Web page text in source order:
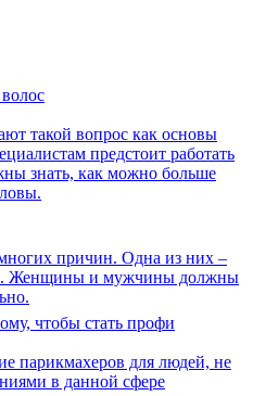
такой вопрос как основы
предстоит работать
знать, как можно больше
причин. Одна из них –
Женщины и мужчины должны
чтобы стать профи
парикмахеров для людей, не
в данной сфере